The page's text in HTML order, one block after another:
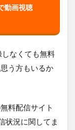
動画視聴
なくても無料
う方もいるか
料配信サイト
状況に関してま